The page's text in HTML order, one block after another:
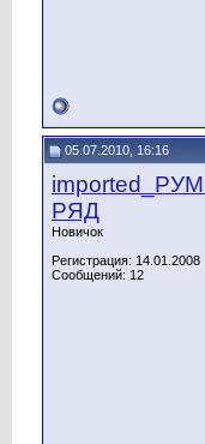
05.07.2010, 16:16
РЯД
Новичок
Регистрация: 14.01.2008
Сообщений: 12